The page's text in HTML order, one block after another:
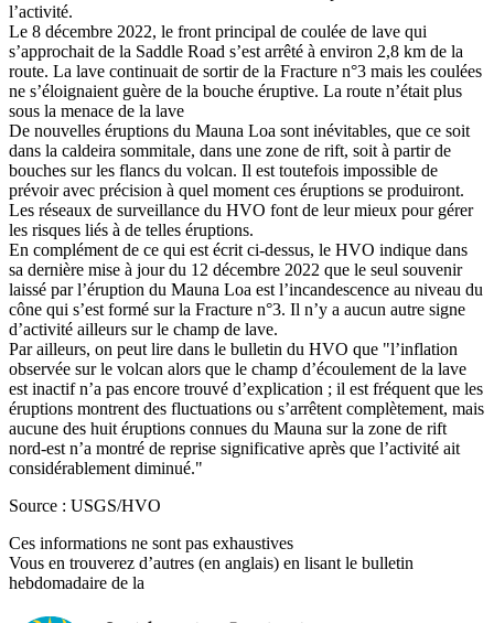
l’activité.
Le 8 décembre 2022, le front principal de coulée de lave qui
s’approchait de la Saddle Road s’est arrêté à environ 2,8 km de la
route. La lave continuait de sortir de la Fracture n°3 mais les coulées
ne s’éloignaient guère de la bouche éruptive. La route n’était plus
sous la menace de la lave
De nouvelles éruptions du Mauna Loa sont inévitables, que ce soit
dans la caldeira sommitale, dans une zone de rift, soit à partir de
bouches sur les flancs du volcan. Il est toutefois impossible de
prévoir avec précision à quel moment ces éruptions se produiront.
Les réseaux de surveillance du HVO font de leur mieux pour gérer
les risques liés à de telles éruptions.
En complément de ce qui est écrit ci-dessus, le HVO indique dans
sa dernière mise à jour du 12 décembre 2022 que le seul souvenir
laissé par l’éruption du Mauna Loa est l’incandescence au niveau du
cône qui s’est formé sur la Fracture n°3. Il n’y a aucun autre signe
d’activité ailleurs sur le champ de lave.
Par ailleurs, on peut lire dans le bulletin du HVO que "l’inflation
observée sur le volcan alors que le champ d’écoulement de la lave
est inactif n’a pas encore trouvé d’explication ; il est fréquent que les
éruptions montrent des fluctuations ou s’arrêtent complètement, mais
aucune des huit éruptions connues du Mauna sur la zone de rift
nord-est n’a montré de reprise significative après que l’activité ait
considérablement diminué."
Source : USGS/HVO
Ces informations ne sont pas exhaustives
Vous en trouverez d’autres (en anglais) en lisant le bulletin
hebdomadaire de la